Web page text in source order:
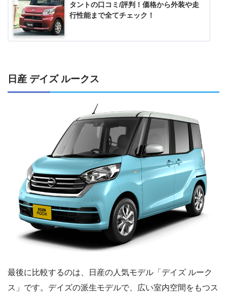
タントの口コミ/評判！価格から外装や走
行性能まで全てチェック！
日産 デイズ ルークス
最後に比較するのは、日産の人気モデル「デイズ ルーク
ス」です。デイズの派生モデルで、広い室内空間をもつス